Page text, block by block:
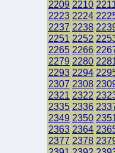
2209 2210
2223 2224
2237 2238
2251 2252
2265 2266
2279 2280
2293 2294
2307 2308
2321 2322
2335 2336
2349 2350
2363 2364
2377 2378